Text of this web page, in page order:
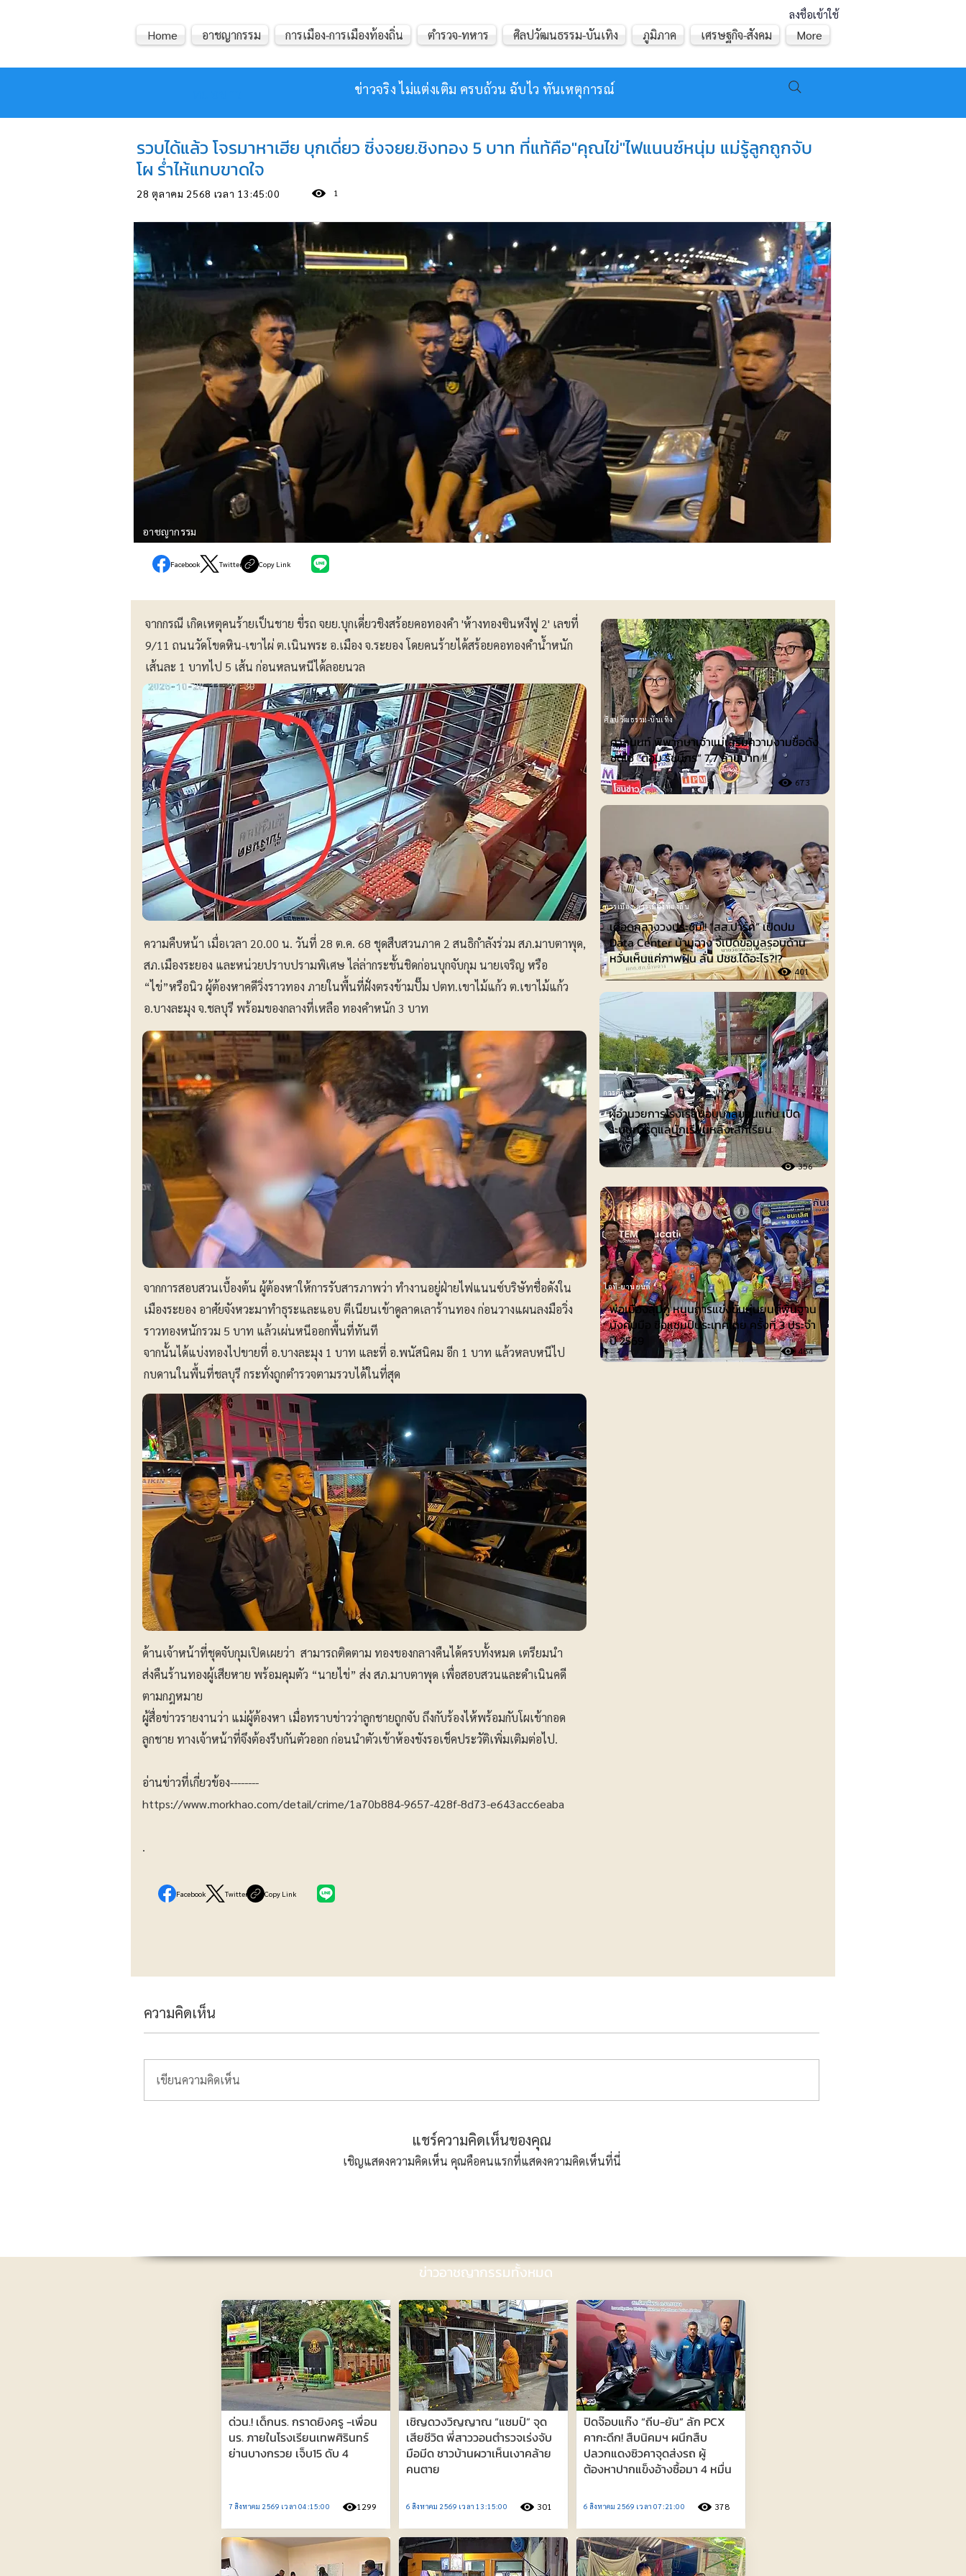
ลงชื่อเข้าใช้
ข่าวจริง ไม่แต่งเติม ครบถ้วน ฉับไว ทันเหตุการณ์
Home อาชญากรรม การเมือง-การเมืองท้องถิ่น ตำรวจ-ทหาร ศิลปวัฒนธรรม-บันเทิง ภูมิภาค เศรษฐกิจ-สังคม More
รวบได้แล้ว โจรมาหาเฮีย บุกเดี่ยว ซิ่งจยย.ชิงทอง 5 บาท ที่แท้คือ"คุณไข่"ไฟแนนซ์หนุ่ม แม่รู้ลูกถูกจับ
โผ ร่ำไห้แทบขาดใจ
28 ตุลาคม 2568 เวลา 13:45:00 1
อาชญากรรม
Facebook Twitter Copy Link
จากกรณี เกิดเหตุคนร้ายเป็นชาย ขี่รถ จยย.บุกเดี่ยวชิงสร้อยคอทองคำ 'ห้างทองซินหงีฟู 2' เลขที่
9/11 ถนนวัดโขดหิน-เขาไผ่ ต.เนินพระ อ.เมือง จ.ระยอง โดยคนร้ายได้สร้อยคอทองคำน้ำหนัก
เส้นละ 1 บาทไป 5 เส้น ก่อนหลนหนีได้ลอยนวล
ความคืบหน้า เมื่อเวลา 20.00 น. วันที่ 28 ต.ค. 68 ชุดสืบสวนภาค 2 สนธิกำลังร่วม สภ.มาบตาพุด,
สภ.เมืองระยอง และหน่วยปราบปรามพิเศษ ไล่ล่ากระชั้นชิดก่อนบุกจับกุม นายเจริญ หรือ
“ไข่”หรือนิว ผู้ต้องหาคดีวิ่งราวทอง ภายในพื้นที่ฝั่งตรงข้ามปั๊ม ปตท.เขาไม้แก้ว ต.เขาไม้แก้ว
อ.บางละมุง จ.ชลบุรี พร้อมของกลางที่เหลือ ทองคำหนัก 3 บาท
จากการสอบสวนเบื้องต้น ผู้ต้องหาให้การรับสารภาพว่า ทำงานอยู่ฝ่ายไฟแนนซ์บริษัทชื่อดังใน
เมืองระยอง อาศัยจังหวะมาทำธุระและแอบ ตีเนียนเข้าดูลาดเลาร้านทอง ก่อนวางแผนลงมือวิ่ง
ราวทองหนักรวม 5 บาท แล้วเผ่นหนีออกพื้นที่ทันที
จากนั้นได้แบ่งทองไปขายที่ อ.บางละมุง 1 บาท และที่ อ.พนัสนิคม อีก 1 บาท แล้วหลบหนีไป
กบดานในพื้นที่ชลบุรี กระทั่งถูกตำรวจตามรวบได้ในที่สุด
ด้านเจ้าหน้าที่ชุดจับกุมเปิดเผยว่า สามารถติดตาม ทองของกลางคืนได้ครบทั้งหมด เตรียมนำ
ส่งคืนร้านทองผู้เสียหาย พร้อมคุมตัว “นายไข่” ส่ง สภ.มาบตาพุด เพื่อสอบสวนและดำเนินคดี
ตามกฎหมาย
ผู้สื่อข่าวรายงานว่า แม่ผู้ต้องหา เมื่อทราบข่าวว่าลูกชายถูกจับ ถึงกับร้องไห้พร้อมกับโผเข้ากอด
ลูกชาย ทางเจ้าหน้าที่จึงต้องรีบกันตัวออก ก่อนนำตัวเข้าห้องขังรอเช็คประวัติเพิ่มเติมต่อไป.
อ่านข่าวที่เกี่ยวข้อง--------
https://www.morkhao.com/detail/crime/1a70b884-9657-428f-8d73-e643acc6eaba
.
Facebook Twitter Copy Link
ศาลนนท์ พิพากษาเจ้าแม่เสริมความงามชื่อดัง
ชดใช้ ”ต้อม รัชนีกร“ 7.7 ล้านบาท !!
673
ศิลปวัฒธรรม-บันเทิง
เดือดกลางวงประชุม!! “สส.ปาร์ค” เปิดปม
Data Center บ้านฉาง จี้เปิดข้อมูลรอบด้าน
หวั่นเห็นแค่ภาพฝัน ลั่น ปชช.ได้อะไร?!?
การเมือง-การเมืองท้องถิ่น
ผู้อำนวยการโรงเรียนอนุบาลขอนแก่น เปิด
ระบบการดูแลนักเรียนหลังเลิกเรียน
การศึกษา
พ่อเมืองลุ่มภู หนุนการแข่งขันหุ่นยนต์พื้นฐาน
บังคับมือ ชิงแชมป์ประเทศไทย ครั้งที่ 3 ประจำ
ปี 2569
484
ไอที-ยานยนต์
401
356
ความคิดเห็น
เขียนความคิดเห็น
แชร์ความคิดเห็นของคุณ
เชิญแสดงความคิดเห็น คุณคือคนแรกที่แสดงความคิดเห็นที่นี่
ข่าวอาชญากรรมทั้งหมด
ด่วน.! เด็กนร. กราดยิงครู -เพื่อน
นร. ภายในโรงเรียนเทพศิรินทร์
ย่านบางกรวย เจ็บ15 ดับ 4
7 สิงหาคม 2569 เวลา 04:15:00 1299
เชิญดวงวิญญาณ “แชมป์” จุด
เสียชีวิต พี่สาววอนตำรวจเร่งจับ
มือมีด ชาวบ้านผวาเห็นเงาคล้าย
คนตาย
6 สิงหาคม 2569 เวลา 13:15:00 301
ปิดจ๊อบแก๊ง “ถีบ-ยัน” ลัก PCX
คากะดึก! สืบนิคมฯ ผนึกสืบ
ปลวกแดงซิวคาจุดส่งรถ ผู้
ต้องหาปากแข็งอ้างซื้อมา 4 หมื่น
6 สิงหาคม 2569 เวลา 07:21:00 378